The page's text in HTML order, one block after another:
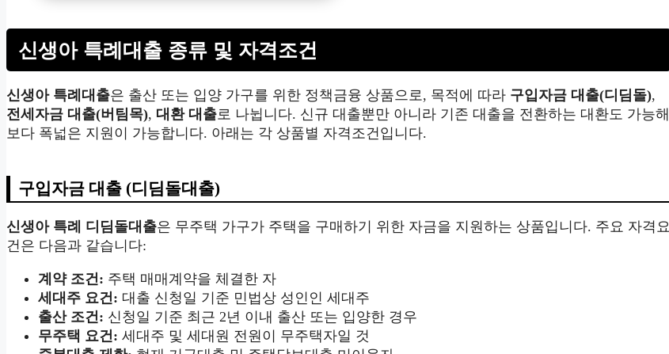
신생아 특례대출 종류 및 자격조건
신생아 특례대출은 출산 또는 입양 가구를 위한 정책금융 상품으로, 목적에 따라 구입자금 대출(디딤돌),
전세자금 대출(버팀목), 대환 대출로 나뉩니다. 신규 대출뿐만 아니라 기존 대출을 전환하는 대환도 가능해
보다 폭넓은 지원이 가능합니다. 아래는 각 상품별 자격조건입니다.
구입자금 대출 (디딤돌대출)
신생아 특례 디딤돌대출은 무주택 가구가 주택을 구매하기 위한 자금을 지원하는 상품입니다. 주요 자격요
건은 다음과 같습니다:
계약 조건: 주택 매매계약을 체결한 자
세대주 요건: 대출 신청일 기준 민법상 성인인 세대주
출산 조건: 신청일 기준 최근 2년 이내 출산 또는 입양한 경우
무주택 요건: 세대주 및 세대원 전원이 무주택자일 것